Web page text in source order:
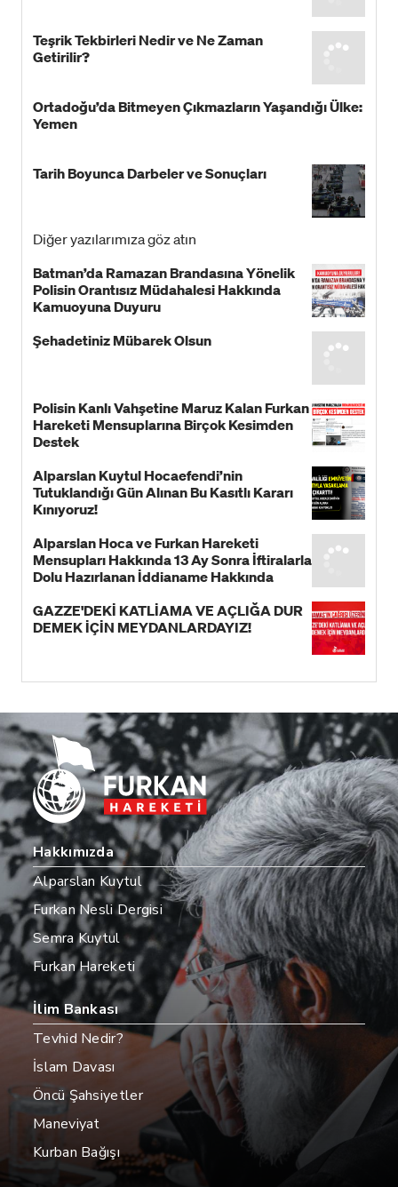
Teşrik Tekbirleri Nedir ve Ne Zaman
Getirilir?
Ortadoğu’da Bitmeyen Çıkmazların Yaşandığı Ülke:
Yemen
Tarih Boyunca Darbeler ve Sonuçları
Diğer yazılarımıza göz atın
Batman’da Ramazan Brandasına Yönelik
Polisin Orantısız Müdahalesi Hakkında
Kamuoyuna Duyuru
Şehadetiniz Mübarek Olsun
Polisin Kanlı Vahşetine Maruz Kalan Furkan
Hareketi Mensuplarına Birçok Kesimden
Destek
Alparslan Kuytul Hocaefendi’nin
Tutuklandığı Gün Alınan Bu Kasıtlı Kararı
Kınıyoruz!
Alparslan Hoca ve Furkan Hareketi
Mensupları Hakkında 13 Ay Sonra İftiralarla
Dolu Hazırlanan İddianame Hakkında
GAZZE'DEKİ KATLİAMA VE AÇLIĞA DUR
DEMEK İÇİN MEYDANLARDAYIZ!
Hakkımızda
Alparslan Kuytul
Furkan Nesli Dergisi
Semra Kuytul
Furkan Hareketi
İlim Bankası
Tevhid Nedir?
İslam Davası
Öncü Şahsiyetler
Maneviyat
Kurban Bağışı